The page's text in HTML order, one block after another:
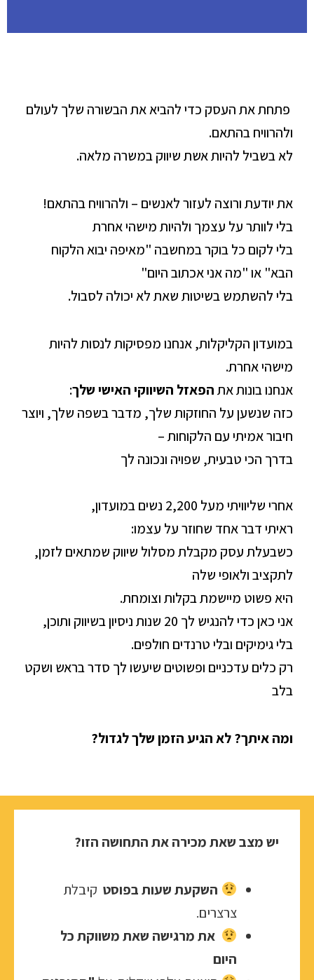
פתחת את העסק כדי להביא את הבשורה שלך לעולם
ולהרוויח בהתאם.
לא בשביל להיות אשת שיווק במשרה מלאה.
את יודעת ורוצה לעזור לאנשים – ולהרוויח בהתאם!
בלי לוותר על עצמך ולהיות מישהי אחרת
בלי לקום כל בוקר במחשבה "מאיפה יבוא הלקוח
הבא" או "מה אני אכתוב היום"
בלי להשתמש בשיטות שאת לא יכולה לסבול.
במועדון הקליקלות, אנחנו מפסיקות לנסות להיות
מישהי אחרת.
אנחנו בונות אתהפאזל השיווקי האישי שלך:
כזה שנשען על החוזקות שלך, מדבר בשפה שלך, ויוצר
חיבור אמיתי עם הלקוחות –
בדרך הכי טבעית, שפויה ונכונה לך
אחרי שליוויתי מעל 2,200 נשים במועדון,
ראיתי דבר אחד שחוזר על עצמו:
כשבעלת עסק מקבלת מסלול שיווק שמתאים לזמן,
לתקציב ולאופי שלה
היא פשוט מיישמת בקלות וצומחת.
אני כאן כדי להנגיש לך 20 שנות ניסיון בשיווק ותוכן,
בלי גימיקים ובלי טרנדים חולפים.
רק כלים עדכניים ופשוטים שיעשו לך סדר בראש ושקט
בלב
ומה איתך? לא הגיע הזמן שלך לגדול?
יש מצב שאת מכירה את התחושה הזו?
השקעת שעות בפוסט קיבלת
צרצרים.
את מרגישה שאת משווקת כל
היום